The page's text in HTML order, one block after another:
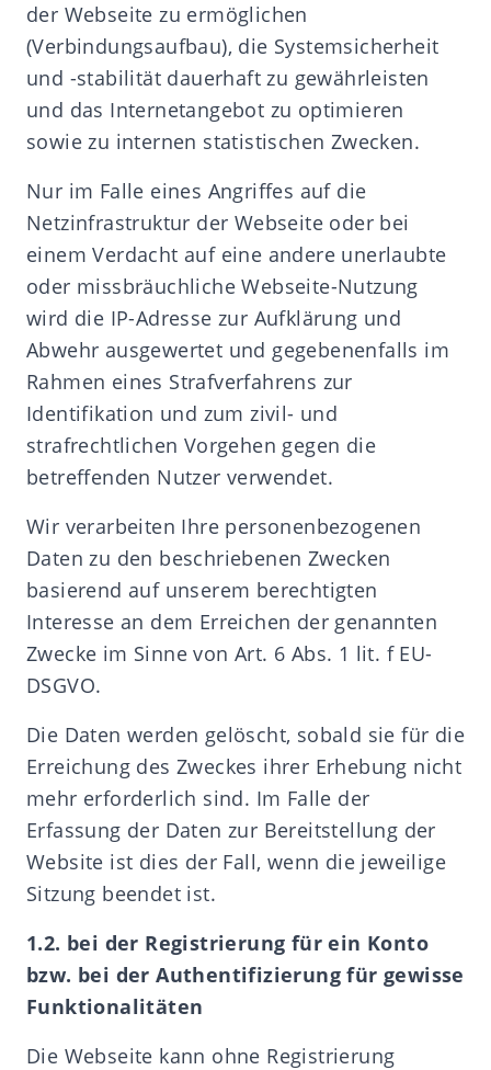
der Webseite zu ermöglichen
(Verbindungsaufbau), die Systemsicherheit
und -stabilität dauerhaft zu gewährleisten
und das Internetangebot zu optimieren
sowie zu internen statistischen Zwecken.
Nur im Falle eines Angriffes auf die
Netzinfrastruktur der Webseite oder bei
einem Verdacht auf eine andere unerlaubte
oder missbräuchliche Webseite-Nutzung
wird die IP-Adresse zur Aufklärung und
Abwehr ausgewertet und gegebenenfalls im
Rahmen eines Strafverfahrens zur
Identifikation und zum zivil- und
strafrechtlichen Vorgehen gegen die
betreffenden Nutzer verwendet.
Wir verarbeiten Ihre personenbezogenen
Daten zu den beschriebenen Zwecken
basierend auf unserem berechtigten
Interesse an dem Erreichen der genannten
Zwecke im Sinne von Art. 6 Abs. 1 lit. f EU-
DSGVO.
Die Daten werden gelöscht, sobald sie für die
Erreichung des Zweckes ihrer Erhebung nicht
mehr erforderlich sind. Im Falle der
Erfassung der Daten zur Bereitstellung der
Website ist dies der Fall, wenn die jeweilige
Sitzung beendet ist.
1.2. bei der Registrierung für ein Konto
bzw. bei der Authentifizierung für gewisse
Funktionalitäten
Die Webseite kann ohne Registrierung